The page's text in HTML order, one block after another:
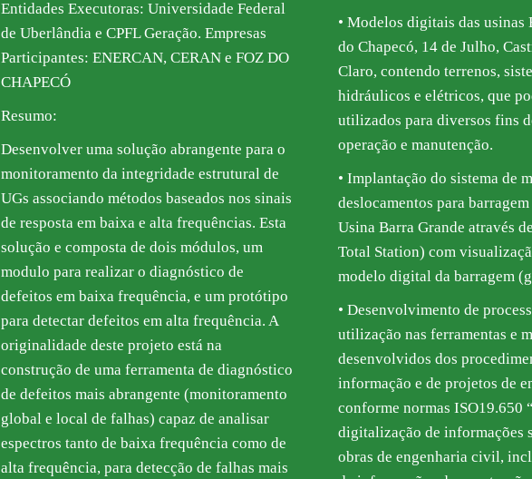
Entidades Executoras: Universidade Federal
de Uberlândia e CPFL Geração. Empresas
Participantes: ENERCAN, CERAN e FOZ DO
CHAPECÓ
Resumo:
Desenvolver uma solução abrangente para o
monitoramento da integridade estrutural de
UGs associando métodos baseados nos sinais
de resposta em baixa e alta frequências. Esta
solução e composta de dois módulos, um
modulo para realizar o diagnóstico de
defeitos em baixa frequência, e um protótipo
para detectar defeitos em alta frequência. A
originalidade deste projeto está na
construção de uma ferramenta de diagnóstico
de defeitos mais abrangente (monitoramento
global e local de falhas) capaz de analisar
espectros tanto de baixa frequência como de
alta frequência, para detecção de falhas mais
• Modelos digitais das usinas
do Chapecó, 14 de Julho,
Claro, contendo terrenos,
hidráulicos e elétricos, que
utilizados para diversos fins
operação e manutenção.
• Implantação do sistema de
deslocamentos para
Usina Barra Grande através
Total Station) com
modelo digital da barragem
• Desenvolvimento de
utilização nas ferramentas e
desenvolvidos dos
informação e de projetos de
conforme normas ISO19.650
digitalização de informações
obras de engenharia civil,